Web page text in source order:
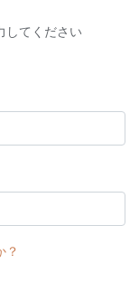
してください
？